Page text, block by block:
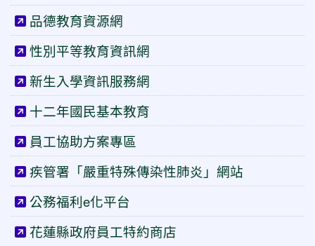
品德教育資源網
性別平等教育資訊網
新生入學資訊服務網
十二年國民基本教育
員工協助方案專區
疾管署「嚴重特殊傳染性肺炎」網站
公務福利e化平台
花蓮縣政府員工特約商店